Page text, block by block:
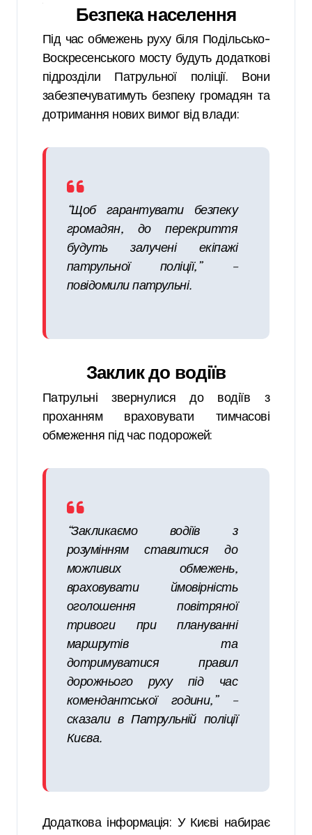
Безпека населення
Під час обмежень руху біля Подільсько-
Воскресенського мосту будуть додаткові
підрозділи Патрульної поліції. Вони
забезпечуватимуть безпеку громадян та
дотримання нових вимог від влади:
“Щоб гарантувати безпеку
громадян, до перекриття
будуть залучені екіпажі
патрульної поліції,” –
повідомили патрульні.
Заклик до водіїв
Патрульні звернулися до водіїв з
проханням враховувати тимчасові
обмеження під час подорожей:
“Закликаємо водіїв з
розумінням ставитися до
можливих обмежень,
враховувати ймовірність
оголошення повітряної
тривоги при плануванні
маршрутів та
дотримуватися правил
дорожнього руху під час
комендантської години,” –
сказали в Патрульній поліції
Києва.
Додаткова інформація: У Києві набирає